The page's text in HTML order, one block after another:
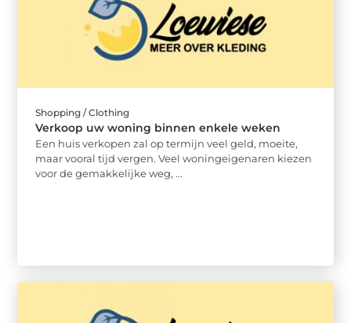
Shopping / Clothing
Verkoop uw woning binnen enkele weken
Een huis verkopen zal op termijn veel geld, moeite,
maar vooral tijd vergen. Veel woningeigenaren kiezen
voor de gemakkelijke weg, ...